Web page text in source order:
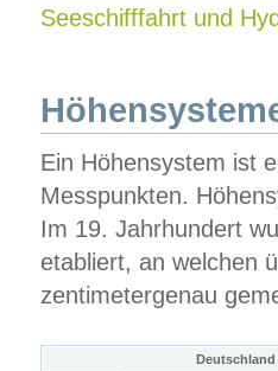
Seeschifffahrt und
Ein Höhensystem ist
Messpunkten.
Im 19. Jahrhundert
etabliert, an welchen
zentimetergenau